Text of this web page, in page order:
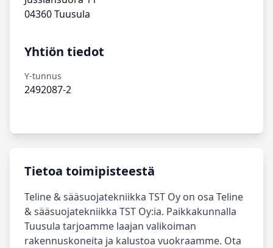
04360 Tuusula
Yhtiön tiedot
Y-tunnus
2492087-2
Tietoa toimipisteestä
Teline & sääsuojatekniikka TST Oy on osa Teline
& sääsuojatekniikka TST Oy:ia. Paikkakunnalla
Tuusula tarjoamme laajan valikoiman
rakennuskoneita ja kalustoa vuokraamme. Ota